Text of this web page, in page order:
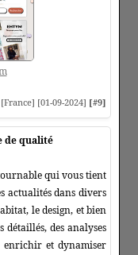
[01-09-2024] [#9]
de qualité
qui vous tient
actualités dans divers
le design, et bien
détaillés, des analyses
enrichir et dynamiser